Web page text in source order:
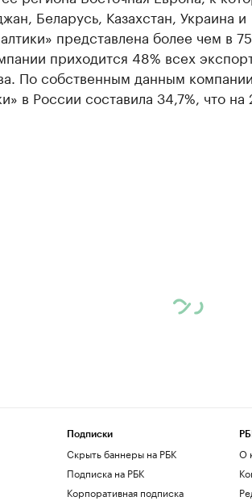
Беларусь, Казахстан, Украина и
представлена более чем в 75
приходится 48% всех
По собственным данным
в России составила 34,7%, что на
Подписки
Скрыть баннеры на РБК
Подписка на РБК
Корпоративная подписка
О